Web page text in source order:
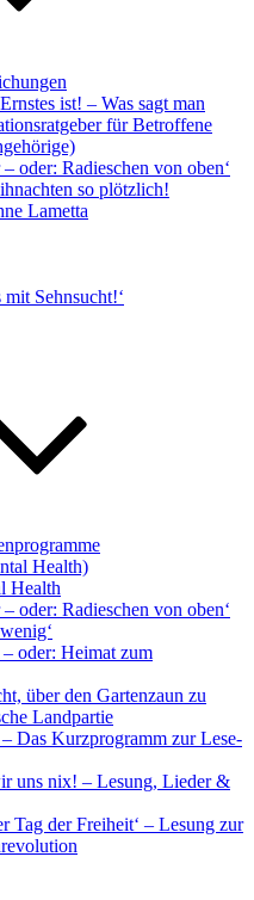
ist! – Was sagt man
für Betroffene
oder: Radieschen von oben‘
so plötzlich!
Lametta
Sehnsucht!‘
Health)
Health
oder: Radieschen von oben‘
oder: Heimat zum
über den Gartenzaun zu
Landpartie
Das Kurzprogramm zur Lese-
uns nix! – Lesung, Lieder &
Tag der Freiheit‘ – Lesung zur